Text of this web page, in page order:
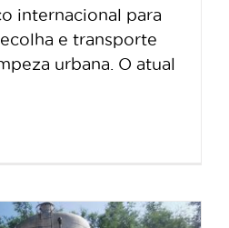
internacional para
e transporte
urbana. O atual